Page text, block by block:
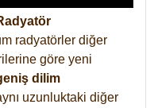
radyatörler diğer
göre yeni
dilim
uzunluktaki diğer